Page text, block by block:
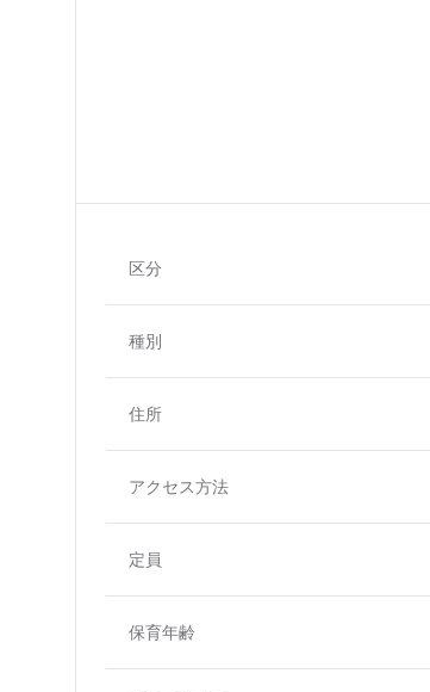
区分
種別
住所
アクセス方法
定員
保育年齢